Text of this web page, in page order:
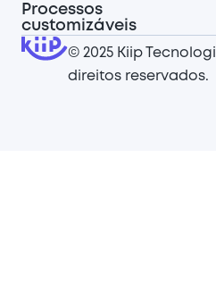
Processos
customizáveis
© 2025 Kiip
direitos reservados.